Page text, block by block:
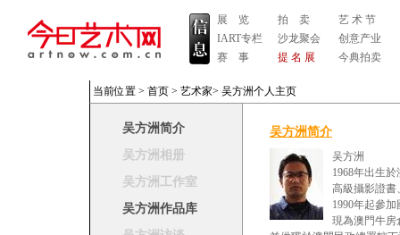
展 览
IART专栏
赛 事
拍 卖
沙龙聚会
提 名 展
艺 术 节
创意产业
今典拍卖
当前位置 > 首页 > 艺术家> 吴方洲个人主页
吴方洲简介
吴方洲相册
吴方洲工作室
吴方洲作品库
吴方洲简介
吴方洲
1968年出生
高級攝影證書
1990年起參
現為澳門牛房